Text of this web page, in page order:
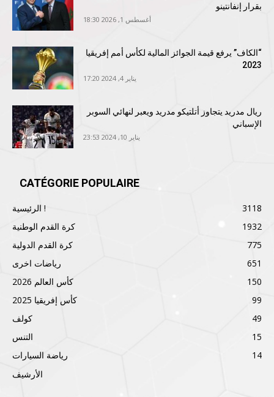
بقرار إنفانتينو
أغسطس 1, 2026 18:30
“الكاف” يرفع قيمة الجوائز المالية لكأس أمم إفريقيا
2023
يناير 4, 2024 17:20
ريال مدريد يتجاوز أتلتيكو مدريد ويعبر لنهائي السوبر
الإسباني
يناير 10, 2024 23:53
CATÉGORIE POPULAIRE
الرئيسية !
3118
كرة القدم الوطنية
1932
كرة القدم الدولية
775
رياضات اخرى
651
كأس العالم 2026
150
كأس إفريقيا 2025
99
كولف
49
التنس
15
رياضة السيارات
14
الأرشيف